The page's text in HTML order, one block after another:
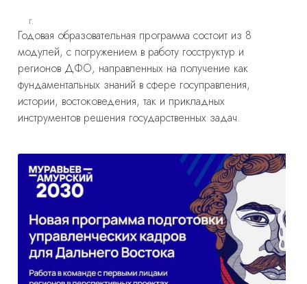
г.
Годовая образовательная программа состоит из 8
модулей, с погружением в работу госструктур и
регионов ДФО, направленных на получение как
фундаментальных знаний в сфере госуправления,
истории, востоковедения, так и прикладных
инструментов решения государственных задач.